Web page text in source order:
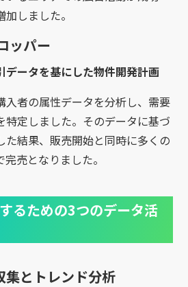
しました。
ッパー
データを基にした物件開発計画
入者の属性データを分析し、需要
特定しました。そのデータに基づ
た結果、販売開始と同時に多くの
売となりました。
るための3つのデータ活
集とトレンド分析